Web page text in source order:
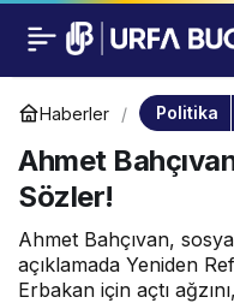
Haberler Politika
Ahmet
Sözler!
Ahmet Bahçıvan,
açıklamada Yeniden
Erbakan için açtı
Ahmet
Erbakan’a Sert